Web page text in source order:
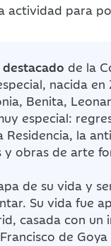
actividad para
de la
nacida
Benita,
especial:
la
y obras de arte
de su vida y
Su vida fue
casada con un
de Goya